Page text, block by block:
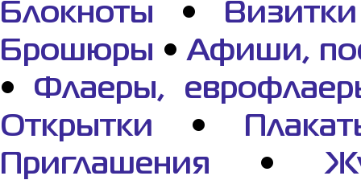
Блокноты • Визитки
Брошюры •Афиши,
• Флаеры,
Открытки •
Приглашения •